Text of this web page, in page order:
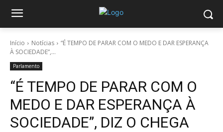
Início Notícias
“É TEMPO DE PARAR COM O MEDO E DAR ESPERANÇA
À SOCIEDADE”,...
Parlamento
“É TEMPO DE PARAR COM O
MEDO E DAR ESPERANÇA À
SOCIEDADE”, DIZ O CHEGA